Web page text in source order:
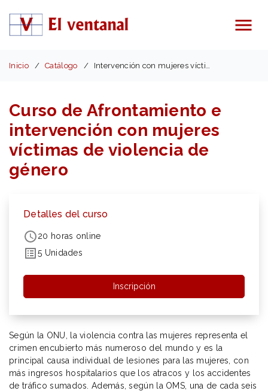
Menú
Inicio Catálogo Intervención con mujeres víctimas de violencia
Curso de Afrontamiento e
intervención con mujeres
víctimas de violencia de
género
Detalles del curso
20 horas online
5 Unidades
Inscripción
Según la ONU, la violencia contra las mujeres representa el
crimen encubierto más numeroso del mundo y es la
principal causa individual de lesiones para las mujeres, con
más ingresos hospitalarios que los atracos y los accidentes
de tráfico sumados. Además, según la OMS, una de cada seis